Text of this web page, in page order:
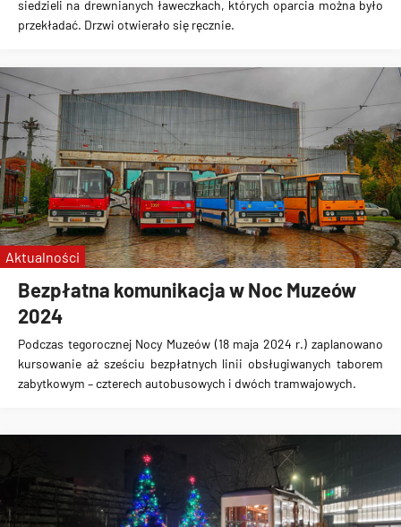
siedzieli na drewnianych ławeczkach, których oparcia można było
przekładać. Drzwi otwierało się ręcznie.
Bezpłatna komunikacja w Noc Muzeów
2024
Podczas tegorocznej Nocy Muzeów (18 maja 2024 r.) zaplanowano
kursowanie aż sześciu bezpłatnych linii obsługiwanych taborem
zabytkowym – czterech autobusowych i dwóch tramwajowych.
Aktualności